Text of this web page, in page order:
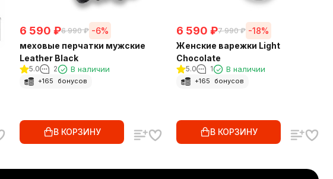
6 590 ₽6 990 ₽ -6%
меховые перчатки мужские
Leather Black
5.0 2 В наличии
+165 бонусов
В КОРЗИНУ
6 590 ₽7 990 ₽ -18%
Женские варежки Light
Chocolate
5.0 1 В наличии
+165 бонусов
В КОРЗИНУ